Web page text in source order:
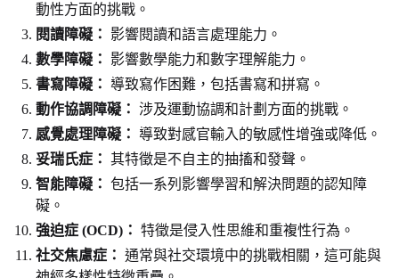
動性方面的挑戰。
閱讀障礙：
影響閱讀和語言處理能力。
數學障礙：
影響數學能力和數字理解能力。
書寫障礙： 導致寫作困難，包括書寫和拼寫。
動作協調障礙： 涉及運動協調和計劃方面的挑戰。
感覺處理障礙： 導致對感官輸入的敏感性增強或降低。
妥瑞氏症： 其特徵是不自主的抽搐和發聲。
智能障礙： 包括一系列影響學習和解決問題的認知障
礙。
強迫症 (OCD)： 特徵是侵入性思維和重複性行為。
社交焦慮症： 通常與社交環境中的挑戰相關，這可能與